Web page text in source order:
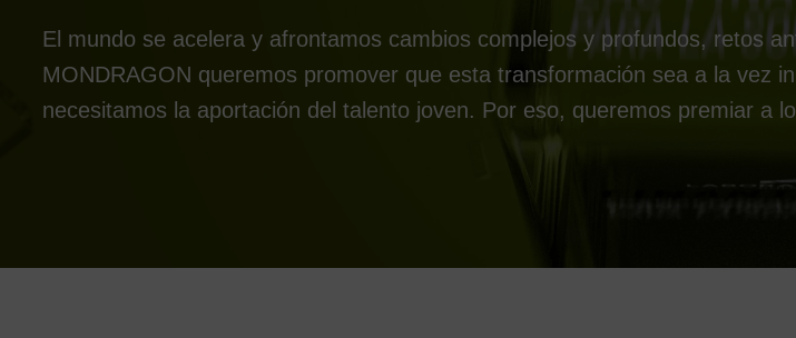
El mundo se acelera y afrontamos cambios complejos y profundos, retos
MONDRAGON queremos promover que esta transformación sea a la vez
necesitamos la aportación del talento joven. Por eso, queremos premiar a